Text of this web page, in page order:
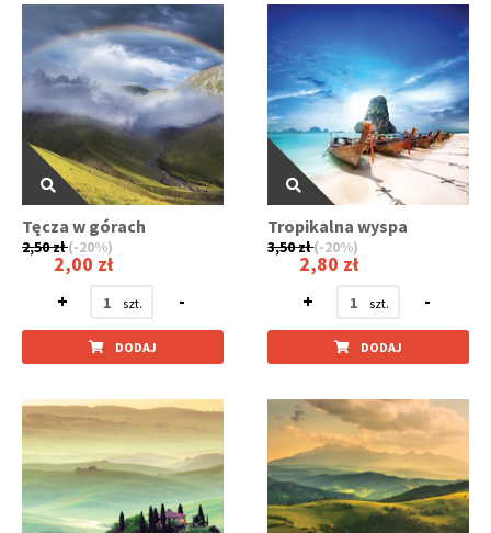
Tęcza w górach
2,50 zł (-20%)
2,00 zł
+
-
DODAJ
Tropikalna wyspa
3,50 zł(-20%)
2,80 zł
+
-
DODAJ